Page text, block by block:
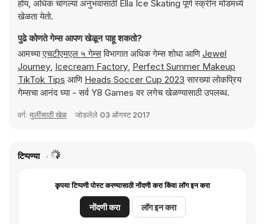
होय, अधिक चांगल्या अनुभवासाठी Ella Ice Skating पूर्ण स्क्रीन मोडमध्ये
खेळता येतो.
पुढे कोणते गेम्स आपण खेळून पाहू शकतो?
आमच्याएचटीएमएल ५ गेम्सविभागात अधिक गेम्स शोधा आणिJewel
Journey, Icecream Factory, Perfect Summer Makeup
TikTok Tips आणि Heads Soccer Cup 2023 सारख्या लोकप्रिय
गेम्सचा आनंद घ्या - सर्व Y8 Games वर लगेच खेळण्यासाठी उपलब्ध.
वर्ग: मुलींसाठी खेळ जोडलेले 03 ऑगस्ट 2017
टिप्पण्या
कृपया टिप्पणी पोस्ट करण्यासाठी नोंदणी करा किंवा लॉग इन करा
नोंदणी करा लॉग इन करा